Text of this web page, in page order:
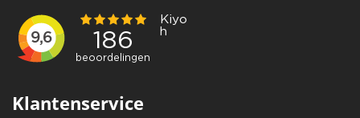
Klantenservice